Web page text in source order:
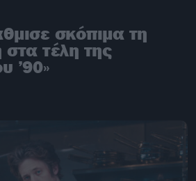
σκόπιμα τη
τέλη της
’90»